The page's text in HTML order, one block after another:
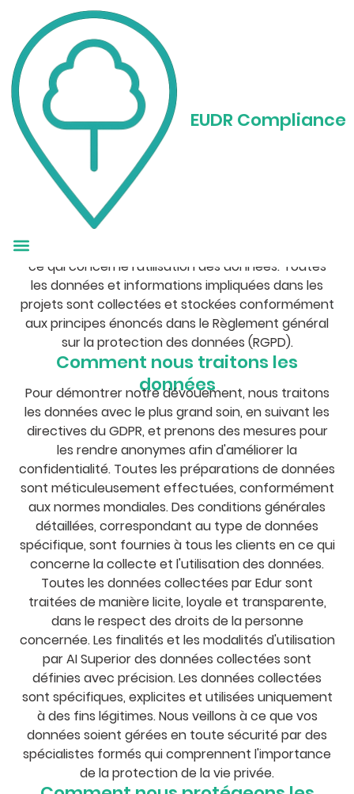
EUDR Compliance
Données et vie privée
GDPR (General Data Protection
Regulation)
Traitement des données : Edur adhère à la
réglementation GDPR
Edur AI accorde une grande importance au respect
de la vie privée de tous ses clients, en particulier en
ce qui concerne l'utilisation des données. Toutes
les données et informations impliquées dans les
projets sont collectées et stockées conformément
aux principes énoncés dans le Règlement général
sur la protection des données (RGPD).
Comment nous traitons les
données
Pour démontrer notre dévouement, nous traitons
les données avec le plus grand soin, en suivant les
directives du GDPR, et prenons des mesures pour
les rendre anonymes afin d'améliorer la
confidentialité. Toutes les préparations de données
sont méticuleusement effectuées, conformément
aux normes mondiales. Des conditions générales
détaillées, correspondant au type de données
spécifique, sont fournies à tous les clients en ce qui
concerne la collecte et l'utilisation des données.
Toutes les données collectées par Edur sont
traitées de manière licite, loyale et transparente,
dans le respect des droits de la personne
concernée. Les finalités et les modalités d'utilisation
par AI Superior des données collectées sont
définies avec précision. Les données collectées
sont spécifiques, explicites et utilisées uniquement
à des fins légitimes. Nous veillons à ce que vos
données soient gérées en toute sécurité par des
spécialistes formés qui comprennent l'importance
de la protection de la vie privée.